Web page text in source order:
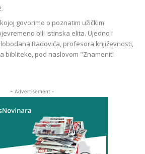
govorimo o poznatim užičkim
bili istinska elita. Ujedno i
Radovića, profesora književnosti,
bibliteke, pod naslovom "Znameniti
- Advertisement -